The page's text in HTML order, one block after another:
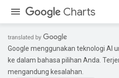
Charts
Google menggunakan teknologi AI
ke dalam bahasa pilihan Anda.
mengandung kesalahan.